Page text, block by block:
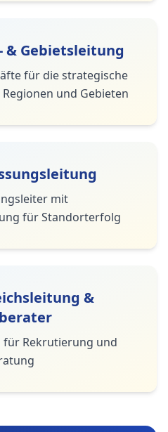
& Gebietsleitung
für die strategische
und Gebieten
mit
für Standorterfolg
&
für Rekrutierung und